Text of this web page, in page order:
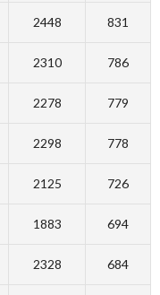
2448 831
2310 786
2278 779
2298 778
2125 726
1883 694
2328 684